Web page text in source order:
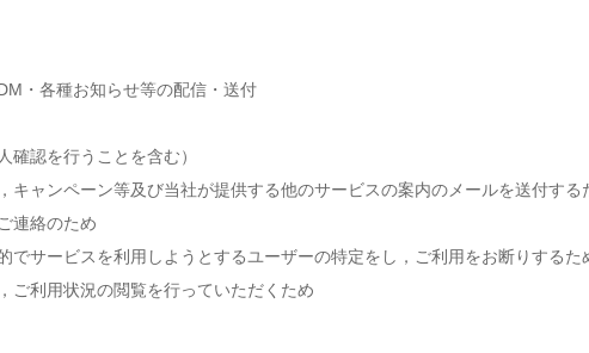
・各種お知らせ等の配信・送付
認を行うことを含む）
キャンペーン等及び当社が提供する他のサービスの案内のメールを送付する
連絡のため
でサービスを利用しようとするユーザーの特定をし，ご利用をお断りするた
ご利用状況の閲覧を行っていただくため